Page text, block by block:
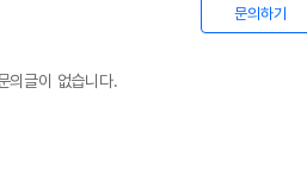
문의하기
의글이 없습니다.